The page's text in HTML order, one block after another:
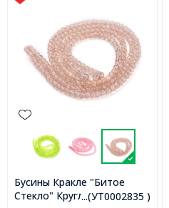
...(УТ0002835 )
Бусины Кракле "Битое
Стекло" Круглые, Бежевый,